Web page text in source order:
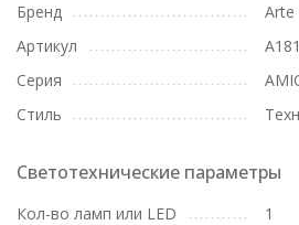
Бренд
Arte
Артикул
Серия
Стиль
Светотехнические параметры
Кол-во ламп или LED
1